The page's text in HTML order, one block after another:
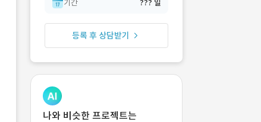
기간 ??? 일
등록 후 상담받기
나와 비슷한 프로젝트는